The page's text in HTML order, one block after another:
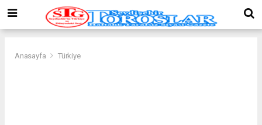
Anasayfa Türkiye